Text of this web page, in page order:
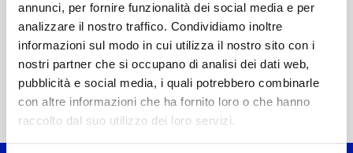
annunci, per fornire funzionalità dei social media e per
analizzare il nostro traffico. Condividiamo inoltre
informazioni sul modo in cui utilizza il nostro sito con i
nostri partner che si occupano di analisi dei dati web,
pubblicità e social media, i quali potrebbero combinarle
con altre informazioni che ha fornito loro o che hanno
raccolto dal suo utilizzo dei loro servizi.
Home Classica > Johann Ludwig Krebs
RICERCA
CHI SIAMO
CONTATTI
NEWSLETTER